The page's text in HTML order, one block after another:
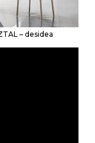
– desidea